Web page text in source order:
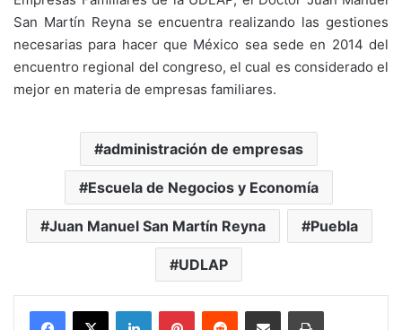
San Martín Reyna se encuentra realizando las gestiones
necesarias para hacer que México sea sede en 2014 del
encuentro regional del congreso, el cual es considerado el
mejor en materia de empresas familiares.
administración de empresas
Escuela de Negocios y Economía
Juan Manuel San Martín Reyna Puebla
UDLAP
LinkedInPinterestReddit Share via Email Print